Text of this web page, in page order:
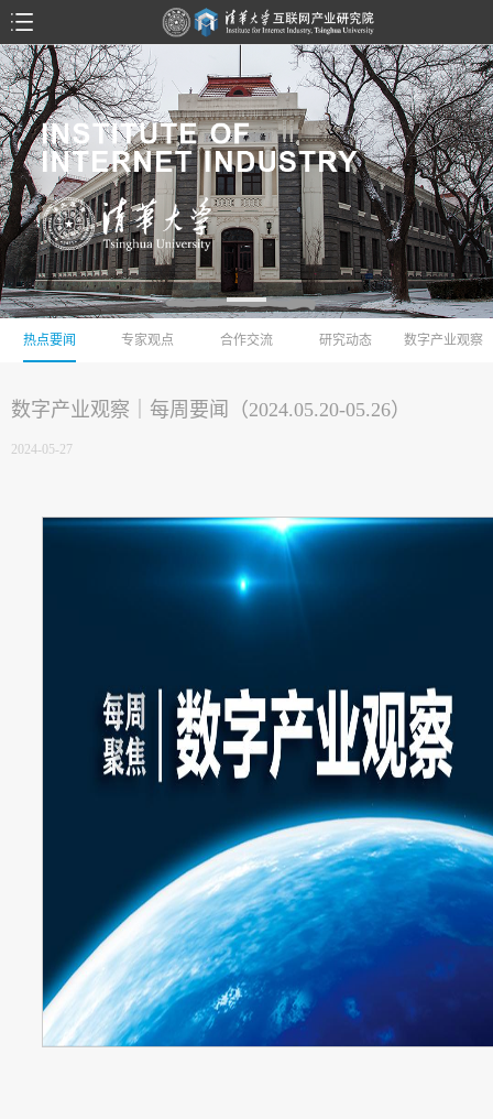
热点要闻 专家观点 合作交流 研究动态 数字产业观察
数字产业观察｜每周要闻（2024.05.20-05.26）
2024-05-27